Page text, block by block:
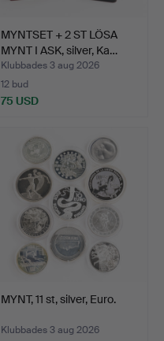
MYNTSET + 2 ST LÖSA
MYNT I ASK, silver, Ka…
Klubbades 3 aug 2026
12 bud
75 USD
MYNT, 11 st, silver, Euro.
Klubbades 3 aug 2026